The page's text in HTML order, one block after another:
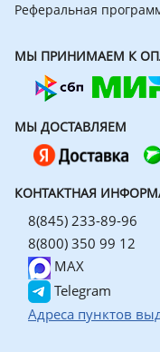
Реферальная
МЫ ПРИНИМАЕМ К
МЫ ДОСТАВЛЯЕМ
КОНТАКТНАЯ
8(845) 233-89-96
8(800) 350 99 12
MAX
Telegram
Адреса пунктов